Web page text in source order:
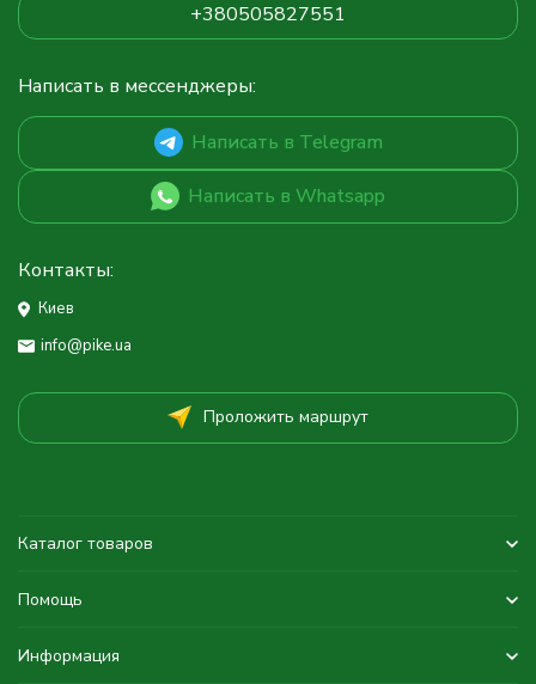
+380505827551
Написать в мессенджеры:
Написать в Telegram
Написать в Whatsapp
Контакты:
Киев
info@pike.ua
Проложить маршрут
Каталог товаров
Помощь
Информация